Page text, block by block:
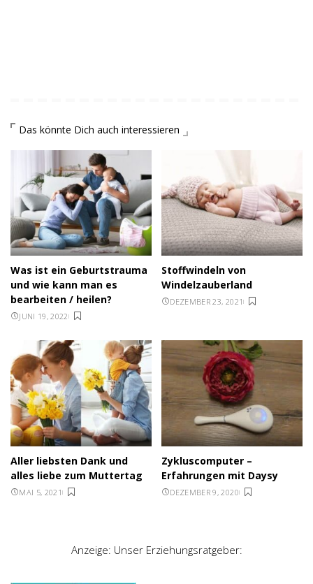
Das könnte Dich auch interessieren
Was ist ein Geburtstrauma
und wie kann man es
bearbeiten / heilen?
JUNI 19, 2022
Stoffwindeln von
Windelzauberland
DEZEMBER 23, 2021
Aller liebsten Dank und
alles liebe zum Muttertag
MAI 5, 2021
Zykluscomputer –
Erfahrungen mit Daysy
DEZEMBER 9, 2020
Anzeige: Unser Erziehungsratgeber: